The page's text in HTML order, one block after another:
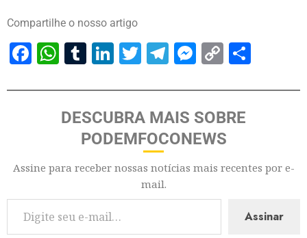
Compartilhe o nosso artigo
Facebook
WhatsApp
Tumblr
LinkedIn
Twitter
Telegram
Messenger
Copy
DESCUBRA MAIS SOBRE
PODEMFOCONEWS
Assine para receber nossas notícias mais recentes por e-
mail.
Assinar